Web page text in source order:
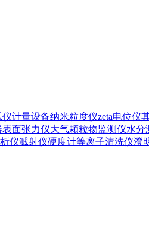
仪计量设备纳米粒度仪zeta电位仪
表面张力仪大气颗粒物监测仪水分
仪溅射仪硬度计等离子清洗仪澄